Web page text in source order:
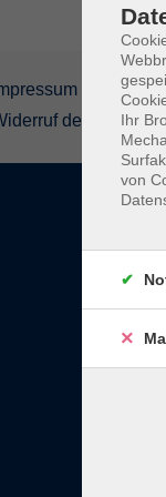
der Buchung
FAQ
Ihr
von